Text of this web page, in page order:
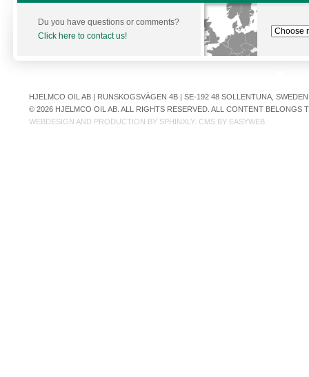
Du you have questions or comments?
Click here to contact us!
HJELMCO OIL AB | RUNSKOGSVÄGEN 4B | SE-192 48 SOLLENTUNA,
© 2026 HJELMCO OIL AB. ALL RIGHTS RESERVED. ALL CONTENT
WEBDESIGN AND PRODUCTION BY SPHINXLY. CMS BY EASYWEB